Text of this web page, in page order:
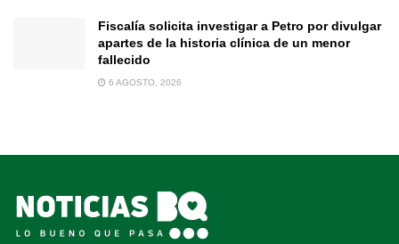
Fiscalía solicita investigar a Petro por divulgar
apartes de la historia clínica de un menor
fallecido
6 AGOSTO, 2026